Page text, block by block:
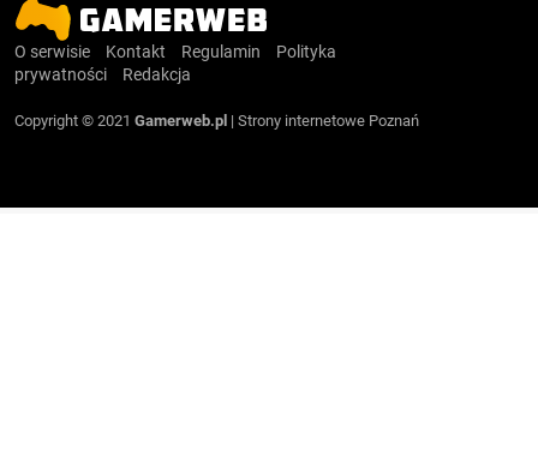
O serwisie Kontakt Regulamin
Polityka
prywatności
Redakcja
Copyright © 2021 Gamerweb.pl | Strony internetowe Poznań